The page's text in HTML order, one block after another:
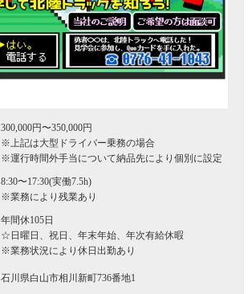
300,000円〜350,000円
※上記は大型ドライバー乗務の場合
※運行時間外手当について納品先により個別に設定
8:30〜17:30(実働7.5h)
※業務により残業あり
年間休105日
☆日曜日、祝日、年末年始、年次有給休暇
※業務状況により休日出勤あり
石川県白山市相川新町736番地1